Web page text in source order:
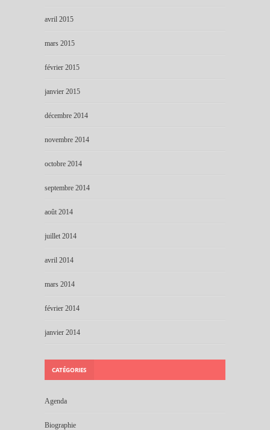
avril 2015
mars 2015
février 2015
janvier 2015
décembre 2014
novembre 2014
octobre 2014
septembre 2014
août 2014
juillet 2014
avril 2014
mars 2014
février 2014
janvier 2014
CATÉGORIES
Agenda
Biographie